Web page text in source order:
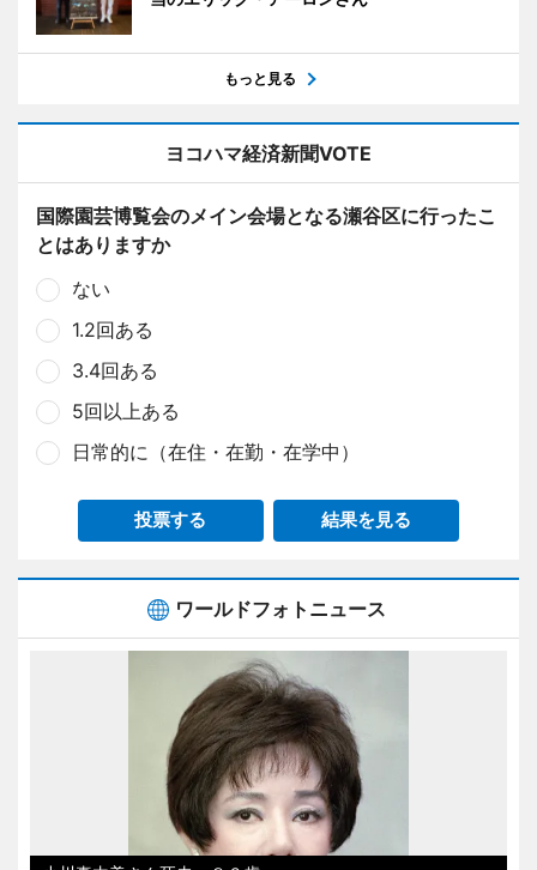
もっと見る
ヨコハマ経済新聞VOTE
国際園芸博覧会のメイン会場となる瀬谷区に行ったこ
とはありますか
ない
1.2回ある
3.4回ある
5回以上ある
日常的に（在住・在勤・在学中）
投票する 結果を見る
ワールドフォトニュース